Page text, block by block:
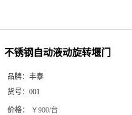
不锈钢自动液动旋转堰门
品牌： 丰泰
货号： 001
价格： ￥900/台